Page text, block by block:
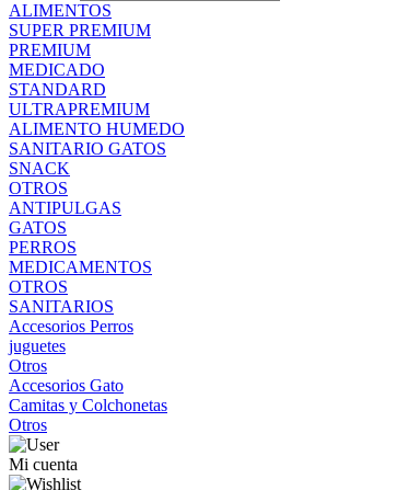
ALIMENTOS
SUPER PREMIUM
PREMIUM
MEDICADO
STANDARD
ULTRAPREMIUM
ALIMENTO HUMEDO
SANITARIO GATOS
SNACK
OTROS
ANTIPULGAS
GATOS
PERROS
MEDICAMENTOS
OTROS
SANITARIOS
Accesorios Perros
juguetes
Otros
Accesorios Gato
Camitas y Colchonetas
Otros
Mi cuenta